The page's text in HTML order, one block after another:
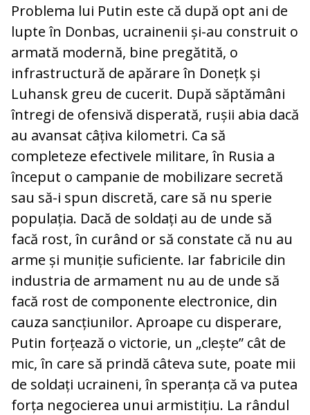
Problema lui Putin este că după opt ani de
lupte în Donbas, ucrainenii și-au construit o
armată modernă, bine pregătită, o
infrastructură de apărare în Donețk și
Luhansk greu de cucerit. După săptămâni
întregi de ofensivă disperată, rușii abia dacă
au avansat câțiva kilometri. Ca să
completeze efectivele militare, în Rusia a
început o campanie de mobilizare secretă
sau să-i spun discretă, care să nu sperie
populația. Dacă de soldați au de unde să
facă rost, în curând or să constate că nu au
arme și muniție suficiente. Iar fabricile din
industria de armament nu au de unde să
facă rost de componente electronice, din
cauza sancțiunilor. Aproape cu disperare,
Putin forțează o victorie, un „clește” cât de
mic, în care să prindă câteva sute, poate mii
de soldați ucraineni, în speranța că va putea
forța negocierea unui armistițiu. La rândul